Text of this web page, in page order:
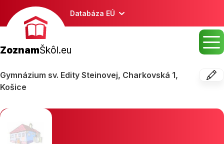
Databáza EÚ
ZoznamŠkôl.eu
Gymnázium sv. Edity Steinovej, Charkovská 1,
Košice